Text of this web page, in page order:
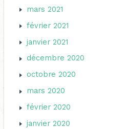
mars 2021
février 2021
janvier 2021
décembre 2020
octobre 2020
mars 2020
février 2020
janvier 2020